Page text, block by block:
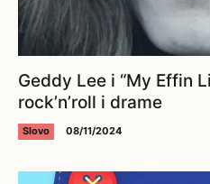
Geddy Lee i “My Effin
rock’n’roll i drame
Slovo 08/11/2024